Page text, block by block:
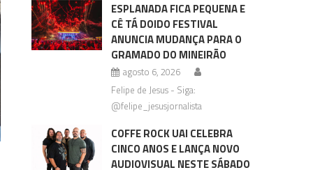
ESPLANADA FICA PEQUENA E
CÊ TÁ DOIDO FESTIVAL
ANUNCIA MUDANÇA PARA O
GRAMADO DO MINEIRÃO
agosto 6, 2026
Felipe de Jesus - Siga:
@felipe_jesusjornalista
COFFE ROCK UAI CELEBRA
CINCO ANOS E LANÇA NOVO
AUDIOVISUAL NESTE SÁBADO